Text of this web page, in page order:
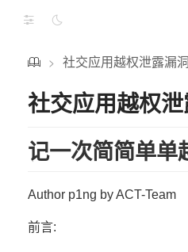
> 社交应用越权泄露漏洞
社交应用越权
记一次简简单单
Author p1ng by ACT-Team
前言: